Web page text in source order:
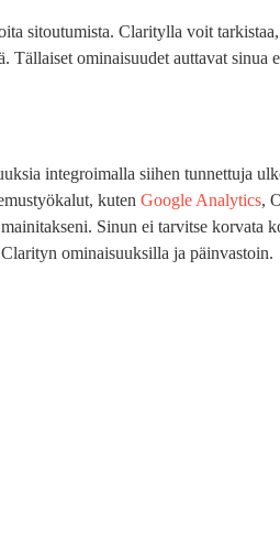
sitoutumista. Claritylla voit
ominaisuudet auttavat sinua
integroimalla siihen tunnettuja
kuten Google Analytics,
Sinun ei tarvitse korvata
ominaisuuksilla ja päinvastoin.